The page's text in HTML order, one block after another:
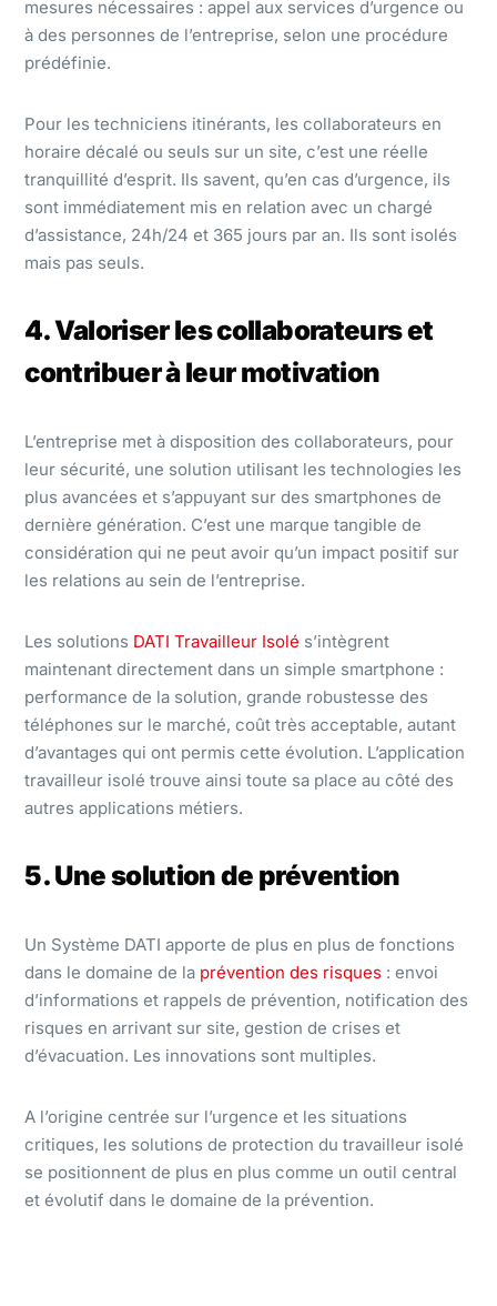
mesures nécessaires : appel aux services d’urgence ou
à des personnes de l’entreprise, selon une procédure
prédéfinie.
Pour les techniciens itinérants, les collaborateurs en
horaire décalé ou seuls sur un site, c’est une réelle
tranquillité d’esprit. Ils savent, qu’en cas d’urgence, ils
sont immédiatement mis en relation avec un chargé
d’assistance, 24h/24 et 365 jours par an. Ils sont isolés
mais pas seuls.
4. Valoriser les collaborateurs et
contribuer à leur motivation
L’entreprise met à disposition des collaborateurs, pour
leur sécurité, une solution utilisant les technologies les
plus avancées et s’appuyant sur des smartphones de
dernière génération. C’est une marque tangible de
considération qui ne peut avoir qu’un impact positif sur
les relations au sein de l’entreprise.
Les solutions DATI Travailleur Isolé s’intègrent
maintenant directement dans un simple smartphone :
performance de la solution, grande robustesse des
téléphones sur le marché, coût très acceptable, autant
d’avantages qui ont permis cette évolution. L’application
travailleur isolé trouve ainsi toute sa place au côté des
autres applications métiers.
5. Une solution de prévention
Un Système DATI apporte de plus en plus de fonctions
dans le domaine de la prévention des risques : envoi
d’informations et rappels de prévention, notification des
risques en arrivant sur site, gestion de crises et
d’évacuation. Les innovations sont multiples.
A l’origine centrée sur l’urgence et les situations
critiques, les solutions de protection du travailleur isolé
se positionnent de plus en plus comme un outil central
et évolutif dans le domaine de la prévention.